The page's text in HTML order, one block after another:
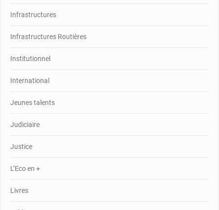
Infrastructures
Infrastructures Routières
Institutionnel
International
Jeunes talents
Judiciaire
Justice
L’Eco en +
Livres